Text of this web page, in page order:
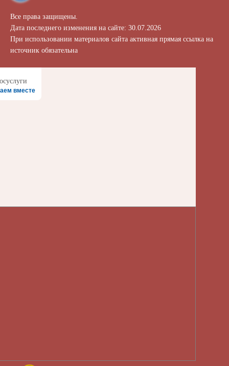
Все права защищены.
Дата последнего изменения на сайте: 30.07.2026
При использовании материалов сайта активная прямая ссылка на
источник обязательна
вместе